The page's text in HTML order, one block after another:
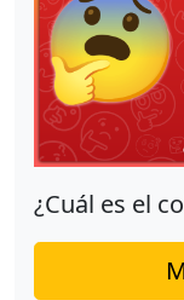
¿Cuál es el